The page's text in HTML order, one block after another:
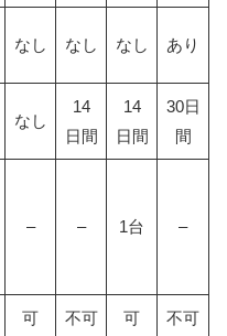
紹介
場人物・キャスト一覧
目キャストはコリン・フ
すじ
・サークル
なし なし なし あり
なし
14
日間
14
日間
30日
間
– – 1台 –
可 不可 可 不可